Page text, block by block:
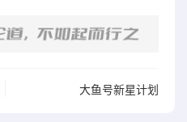
大鱼号新星计划